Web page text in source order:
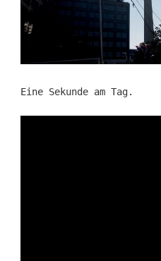
Eine Sekunde am Tag.